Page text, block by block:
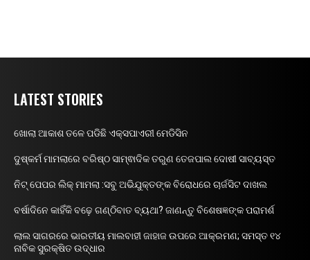
LATEST STORIES
ଖୋଲା ଆକାଶ ତଳେ ପଡିଛି ଏକ୍ସପାଏରୀ ମେଡିସିନ
ଦୁଷ୍କର୍ମ ମାମଲାରେ ବରିଷ୍ଠ ସାମ୍ଵାଦିକ ତରୁଣ ତେଜପାଲ ଦୋଷୀ ସାବ୍ୟସ୍ତ
ନିଟ୍ ପେପର ଲିକ୍ ମାମଲା :ସବୁ ଅଭିଯୁକ୍ତଙ୍କ ବିରୋଧରେ ଚାର୍ଜସିଟ ଦାଖଲ
ବର୍ଷାଦିନେ କାହିଁକି ବଢ଼େ ଗଣ୍ଠିବାତ ବ୍ୟଥା? ଜାଣନ୍ତୁ ବିଶେଷଜ୍ଞଙ୍କ ପରାମର୍ଶ
ଲାଲ ସାଗରରେ ଭାରତୀୟ ମାଲବାହୀ ଜାହାଜ ଉପରେ ଆକ୍ରମଣ; ସମସ୍ତ ୧୪
ନାବିକ ସୁରକ୍ଷିତ ଉଦ୍ଧାର